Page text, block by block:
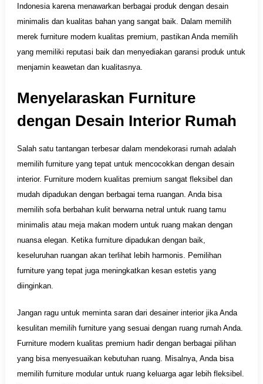
Indonesia karena menawarkan berbagai produk dengan desain
minimalis dan kualitas bahan yang sangat baik. Dalam memilih
merek furniture modern kualitas premium, pastikan Anda memilih
yang memiliki reputasi baik dan menyediakan garansi produk untuk
menjamin keawetan dan kualitasnya.
Menyelaraskan Furniture
dengan Desain Interior Rumah
Salah satu tantangan terbesar dalam mendekorasi rumah adalah
memilih furniture yang tepat untuk mencocokkan dengan desain
interior. Furniture modern kualitas premium sangat fleksibel dan
mudah dipadukan dengan berbagai tema ruangan. Anda bisa
memilih sofa berbahan kulit berwarna netral untuk ruang tamu
minimalis atau meja makan modern untuk ruang makan dengan
nuansa elegan. Ketika furniture dipadukan dengan baik,
keseluruhan ruangan akan terlihat lebih harmonis. Pemilihan
furniture yang tepat juga meningkatkan kesan estetis yang
diinginkan.
Jangan ragu untuk meminta saran dari desainer interior jika Anda
kesulitan memilih furniture yang sesuai dengan ruang rumah Anda.
Furniture modern kualitas premium hadir dengan berbagai pilihan
yang bisa menyesuaikan kebutuhan ruang. Misalnya, Anda bisa
memilih furniture modular untuk ruang keluarga agar lebih fleksibel.